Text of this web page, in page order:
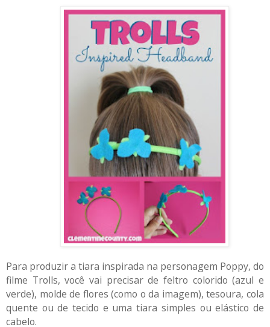
Para produzir a tiara inspirada na personagem Poppy, do
filme Trolls, você vai precisar de feltro colorido (azul e
verde), molde de flores (como o da imagem), tesoura, cola
quente ou de tecido e uma tiara simples ou elástico de
cabelo.